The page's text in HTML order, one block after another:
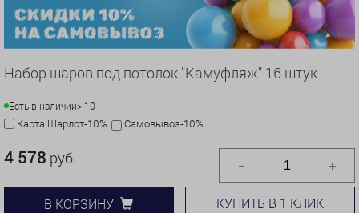
Набор шаров под потолок "Камуфляж" 16 штук
Есть в наличии> 10
Карта Шарлот-10% Самовывоз-10%
4 578 руб.
В КОРЗИНУ КУПИТЬ В 1 КЛИК